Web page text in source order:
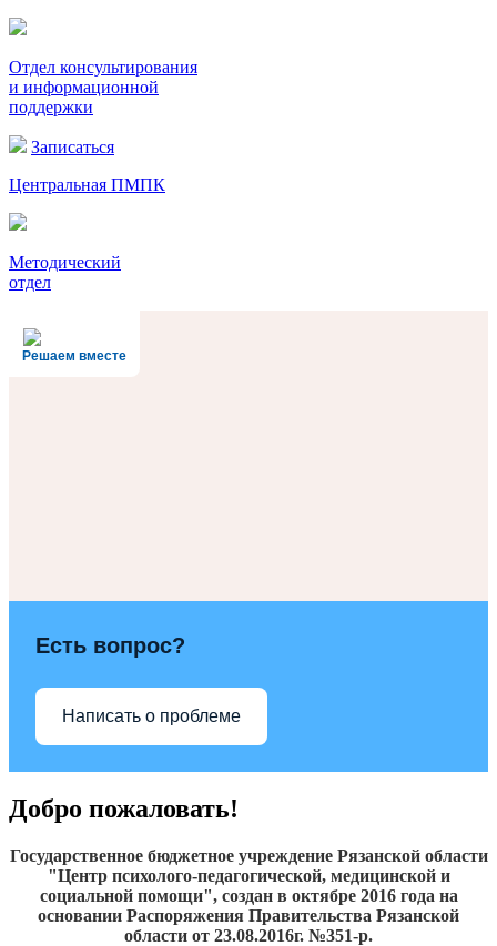
Отдел консультирования
и информационной
поддержки
Записаться
Центральная ПМПК
Методический
отдел
Решаем вместе
Есть вопрос?
Написать о проблеме
Добро пожаловать!
Государственное бюджетное учреждение Рязанской области
"Центр психолого-педагогической, медицинской и
социальной помощи", создан в октябре 2016года на
основании Распоряжения Правительства Рязанской
области от 23.08.2016г. №351-р.